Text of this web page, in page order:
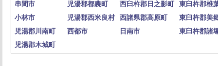
串間市
児湯郡都農町 西臼杵郡日之影町
東臼杵郡椎
小林市
児湯郡西米良村 西諸県郡高原町
東臼杵郡美
児湯郡川南町
西都市 日南市
東臼杵郡諸
児湯郡木城町